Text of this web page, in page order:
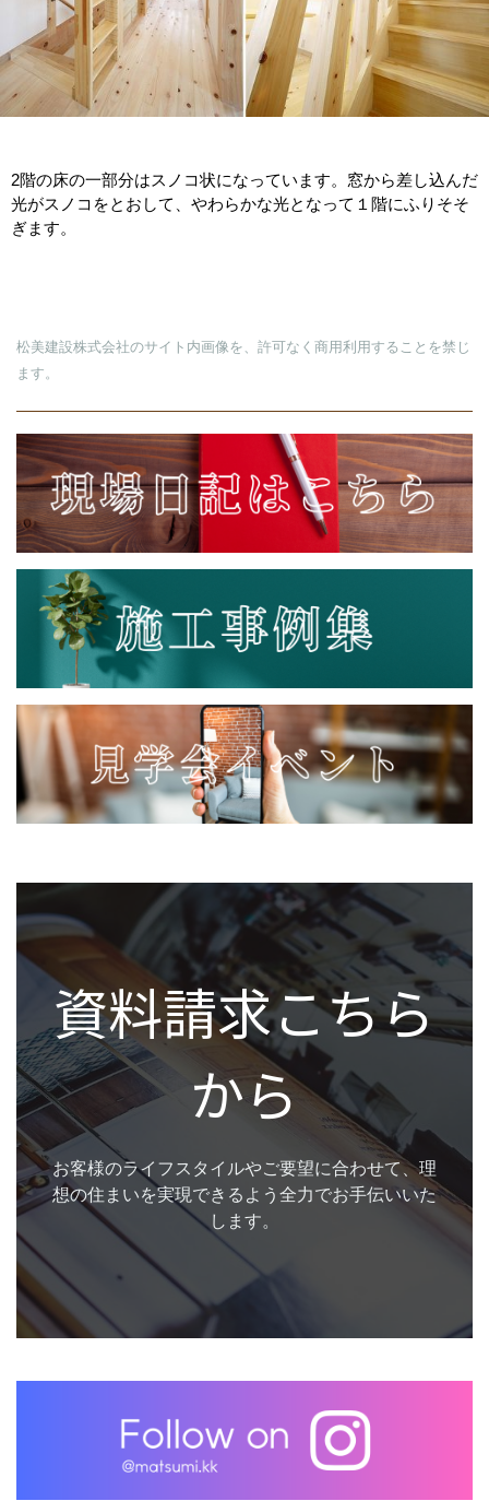
2階の床の一部分はスノコ状になっています。窓から差し込んだ
光がスノコをとおして、やわらかな光となって１階にふりそそ
ぎます。
松美建設株式会社のサイト内画像を、許可なく商用利用することを禁じ
ます。
資料請求こちら
から
お客様のライフスタイルやご要望に合わせて、理
想の住まいを実現できるよう全力でお手伝いいた
します。